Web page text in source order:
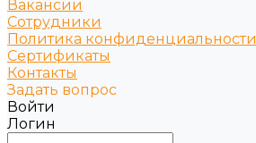
Вакансии
Сотрудники
Политика конфиденциальности
Сертификаты
Контакты
Задать вопрос
Войти
Логин